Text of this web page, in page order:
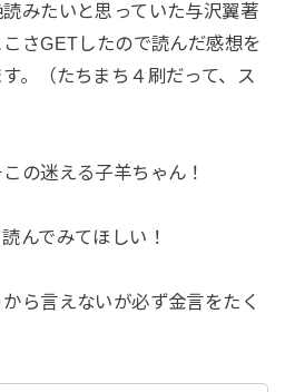
みたいと思っていた与沢翼著
こさGETしたので読んだ感想を
。（たちまち４刷だって、ス
の迷える子羊ちゃん！
んでみてほしい！
ら言えないが必ず金言をたく